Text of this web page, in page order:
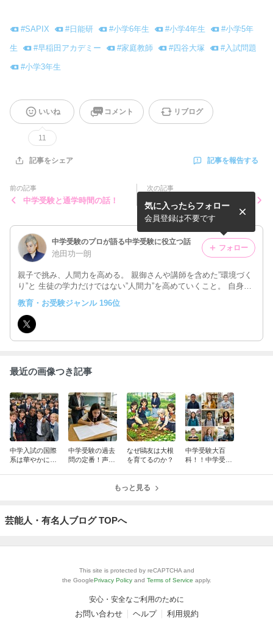
#SAPIX #日能研 #小学6年生 #小学4年生 #小学5年
生 #早稲田アカデミー #家庭教師 #四谷大塚 #入試問題
#小学3年生
いいね
11
コメント リブログ
記事をシェア 記事を報告する
前の記事
中学受験と通学時間の話！
次の記事
中学受験生って計算が苦手？
の話
中学受験のプロが語る中学受験に役立つ話
池田功一朗
親子で挑み、人間力を高める。 親御さんや講師を含めた”環境づく
り”と 生徒の学力だけではない”人間力”を高めていくこと。 自身の
受験経験と、指導歴27年の経験をいかし 中学受験に役立つ話をし
ていきます。
気に入ったらフォロー
会員登録は不要です
フォロー
教育・お受験ジャンル 196位
最近の画像つき記事
中学入試の国際
系は華やかに見
中学受験の過去
問の定番！声の
なぜ鷗友は大根
を育てるのか？
中学受験大百
科！！中学受験
もっと見る
芸能人・有名人ブログ TOPへ
This site is protected by reCAPTCHA and
the GooglePrivacy Policy and Terms of Service apply.
安心・安全なご利用のために
お問い合わせ ヘルプ 利用規約